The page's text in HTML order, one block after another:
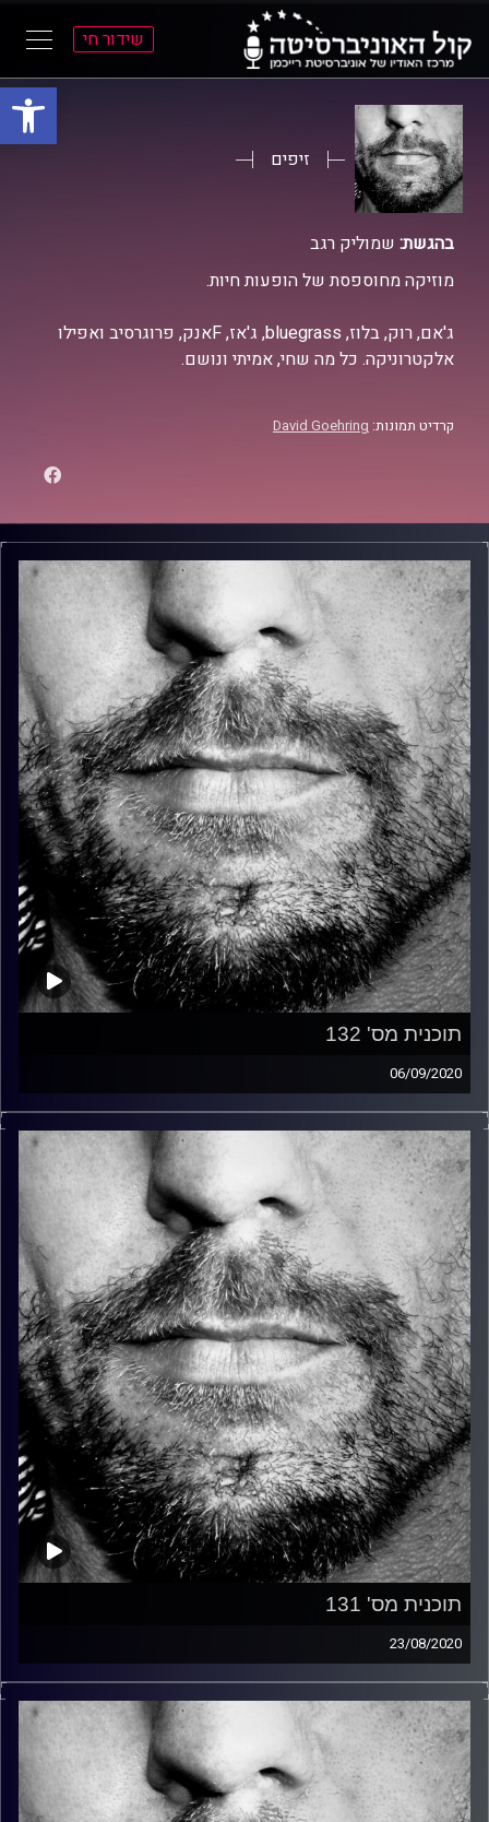
פתח
התפריט
הראשי
התוכן
הראשי
שידור חי
זיפים
בהגשת: שמוליק רגב
מוזיקה מחוספסת של הופעות חיות.
ג'אם, רוק, בלוז, bluegrass, ג'אז, Fאנק, פרוגרסיב ואפילו
אלקטרוניקה. כל מה שחי, אמיתי ונושם.
קרדיט תמונות: David Goehring
תוכנית מס' 132
06/09/2020
זיפים, מוזיקה מחוספסת של הופעות חיות. הרבה ג'אם, רוק,
בלוז, bluegrass, ג'אז, Fאנק, פרוגרסיב ואפילו אלקטרוניקה.
כל מה שחי, אמיתי ונושם.
עם שמוליק רגב.
קרדיט תמונות: David Goehring
תוכנית מס' 131
23/08/2020
זיפים, מוזיקה מחוספסת של הופעות חיות. הרבה ג'אם, רוק,
בלוז, bluegrass, ג'אז, Fאנק, פרוגרסיב ואפילו אלקטרוניקה.
כל מה שחי, אמיתי ונושם.
עם שמוליק רגב.
קרדיט תמונות: David Goehring